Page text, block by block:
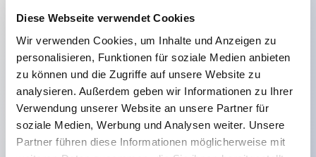
Diese Webseite verwendet Cookies
Wir verwenden Cookies, um Inhalte und Anzeigen zu
personalisieren, Funktionen für soziale Medien anbieten
zu können und die Zugriffe auf unsere Website zu
analysieren. Außerdem geben wir Informationen zu Ihrer
Verwendung unserer Website an unsere Partner für
soziale Medien, Werbung und Analysen weiter. Unsere
Partner führen diese Informationen möglicherweise mit
Hauptmerkmale
Geeignet für ein breites Anwendungsspektrum
von der Konsumelektronik bis zum FA-Bereich
LED-Beleuchtungseinheit mit integriertem
strombegrenzendem Widerstand und Diode im